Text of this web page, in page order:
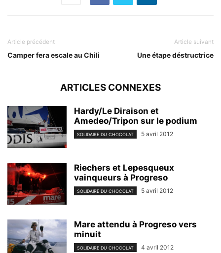
Article précédent
Camper fera escale au Chili
Article suivant
Une étape déstructrice
ARTICLES CONNEXES
Hardy/Le Diraison et
Amedeo/Tripon sur le podium
SOLIDAIRE DU CHOCOLAT 5 avril 2012
Riechers et Lepesqueux
vainqueurs à Progreso
SOLIDAIRE DU CHOCOLAT 5 avril 2012
Mare attendu à Progreso vers
minuit
SOLIDAIRE DU CHOCOLAT 4 avril 2012